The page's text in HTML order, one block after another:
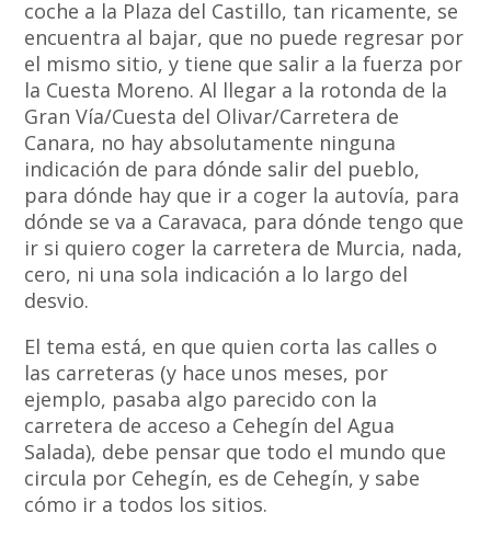
coche a la Plaza del Castillo, tan ricamente, se
encuentra al bajar, que no puede regresar por
el mismo sitio, y tiene que salir a la fuerza por
la Cuesta Moreno. Al llegar a la rotonda de la
Gran Vía/Cuesta del Olivar/Carretera de
Canara, no hay absolutamente ninguna
indicación de para dónde salir del pueblo,
para dónde hay que ir a coger la autovía, para
dónde se va a Caravaca, para dónde tengo que
ir si quiero coger la carretera de Murcia, nada,
cero, ni una sola indicación a lo largo del
desvio.
El tema está, en que quien corta las calles o
las carreteras (y hace unos meses, por
ejemplo, pasaba algo parecido con la
carretera de acceso a Cehegín del Agua
Salada), debe pensar que todo el mundo que
circula por Cehegín, es de Cehegín, y sabe
cómo ir a todos los sitios.